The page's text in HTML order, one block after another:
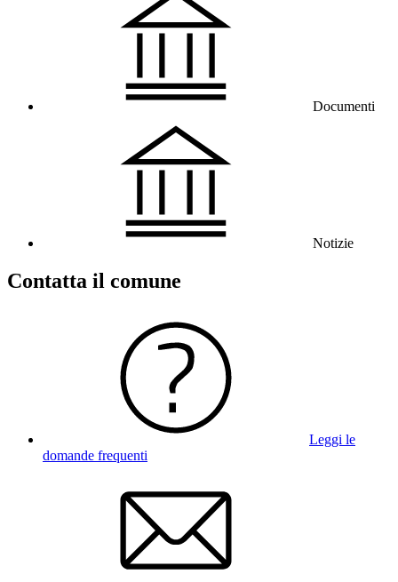
Documenti
Notizie
Contatta il comune
Leggi le
domande frequenti